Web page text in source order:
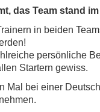
das Team stand
in beiden
persönliche
Startern gewiss.
Mal bei einer